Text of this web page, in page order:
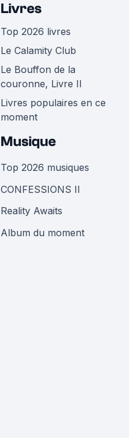
Livres
Top 2026 livres
Le Calamity Club
Le Bouffon de la
couronne, Livre II
Livres populaires en ce
moment
Musique
Top 2026 musiques
CONFESSIONS II
Reality Awaits
Album du moment